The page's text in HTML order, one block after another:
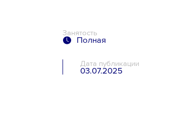
Занятость
Полная
Дата публикации
03.07.2025